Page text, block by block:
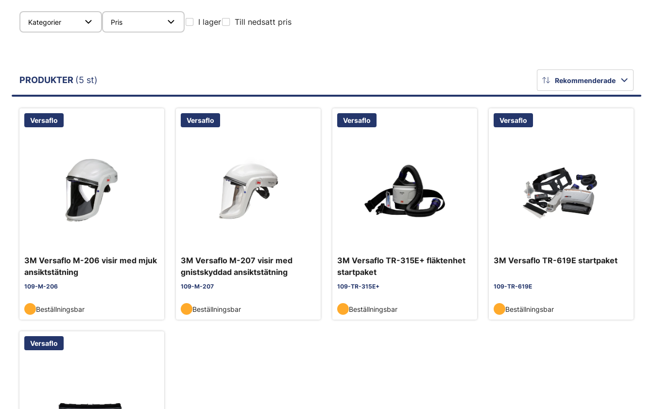
Kategorier Pris I lager Till nedsatt pris
Rekommenderade
PRODUKTER (5 st)
Versaflo
3M Versaflo M-206 visir med mjuk
ansiktstätning
109-M-206
Beställningsbar
Versaflo
3M Versaflo M-207 visir med
gnistskyddad ansiktstätning
109-M-207
Beställningsbar
Versaflo
3M Versaflo TR-315E+ fläktenhet
startpaket
109-TR-315E+
Beställningsbar
Versaflo
3M Versaflo TR-619E startpaket
109-TR-619E
Beställningsbar
Versaflo